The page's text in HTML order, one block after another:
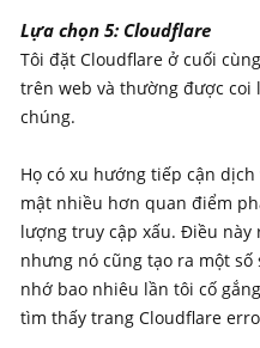
Lựa chọn 5: Cloudflare
Tôi đặt Cloudflare ở cuối
trên web và thường được coi
chúng.
Họ có xu hướng tiếp cận
mật nhiều hơn quan điểm
lượng truy cập xấu. Điều này
nhưng nó cũng tạo ra một
nhớ bao nhiêu lần tôi cố
tìm thấy trang Cloudflare